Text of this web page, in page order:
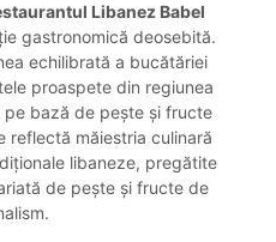
Libanez Babel
gastronomică deosebită.
echilibrată a bucătăriei
proaspete din regiunea
pe bază de pește și fructe
reflectă măiestria culinară
libaneze, pregătite
de pește și fructe de